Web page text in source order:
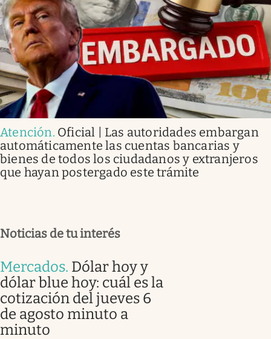
Atención. Oficial | Las autoridades embargan
automáticamente las cuentas bancarias y
bienes de todos los ciudadanos y extranjeros
que hayan postergado este trámite
Noticias de tu interés
Mercados. Dólar hoy y
dólar blue hoy: cuál es la
cotización del jueves 6
de agosto minuto a
minuto